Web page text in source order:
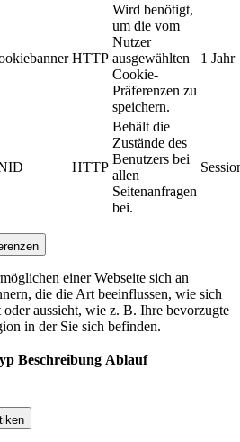
HTTP
Wird benötigt,
um die vom
Nutzer
ausgewählten
Cookie-
Präferenzen zu
speichern.
1 Jahr
HTTP
Behält die
Zustände des
Benutzers bei
allen
Seitenanfragen
bei.
einer Webseite sich an
die die Art beeinflussen, wie sich
oder aussieht, wie z. B. Ihre bevorzugte
in der Sie sich befinden.
Beschreibung Ablauf